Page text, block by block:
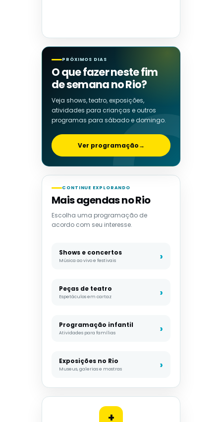
PRÓXIMOS DIAS
O que fazer neste fim
de semana no Rio?
Veja shows, teatro, exposições,
atividades para crianças e outros
programas para sábado e domingo.
Ver programação→
CONTINUE EXPLORANDO
Mais agendas no Rio
Escolha uma programação de
acordo com seu interesse.
Shows e concertos
Música ao vivo e festivais
Peças de teatro
Espetáculos em cartaz
Programação infantil
Atividades para famílias
Exposições no Rio
Museus, galerias e mostras
+